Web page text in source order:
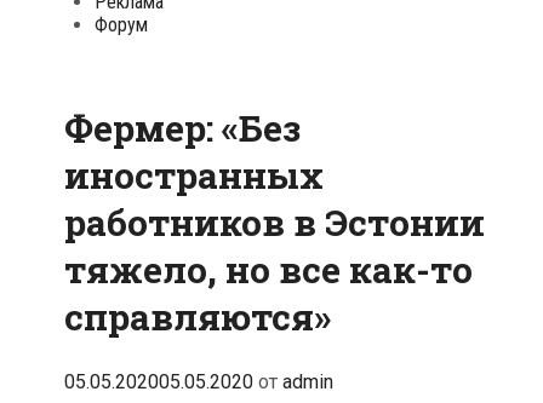
Форум
Фермер: «Без
иностранных
работников в Эстонии
тяжело, но все как-то
справляются»
05.05.202005.05.2020 от admin